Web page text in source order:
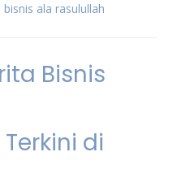
bisnis ala rasulullah
Bisnis
di